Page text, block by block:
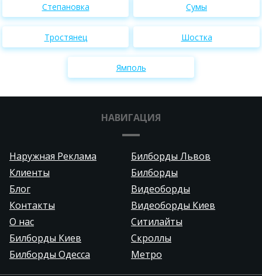
Степановка Сумы
Тростянец Шостка
Ямполь
НАВИГАЦИЯ
Наружная Реклама
Билборды Львов
Клиенты
Билборды
Блог
Видеоборды
Контакты
Видеоборды Киев
О нас
Ситилайты
Билборды Киев
Скроллы
Билборды Одесса
Метро